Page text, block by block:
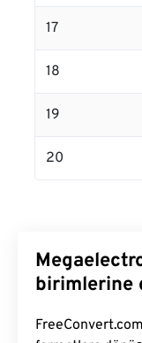
17
18
19
20
birimlerine